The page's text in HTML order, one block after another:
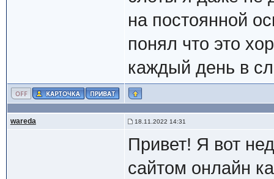
на постоянной
понял что это
каждый день в
wareda 18.11.2022 14:31
Привет! Я вот
сайтом онлайн